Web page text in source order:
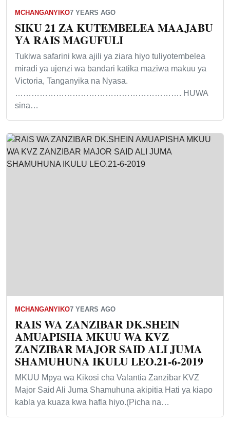
MCHANGANYIKO7 YEARS AGO
SIKU 21 ZA KUTEMBELEA MAAJABU
YA RAIS MAGUFULI
Tukiwa safarini kwa ajili ya ziara hiyo tuliyotembelea
miradi ya ujenzi wa bandari katika maziwa makuu ya
Victoria, Tanganyika na Nyasa.
……………………………………………………. HUWA
sina…
MCHANGANYIKO7 YEARS AGO
RAIS WA ZANZIBAR DK.SHEIN
AMUAPISHA MKUU WA KVZ
ZANZIBAR MAJOR SAID ALI JUMA
SHAMUHUNA IKULU LEO.21-6-2019
MKUU Mpya wa Kikosi cha Valantia Zanzibar KVZ
Major Said Ali Juma Shamuhuna akipitia Hati ya kiapo
kabla ya kuaza kwa hafla hiyo.(Picha na…